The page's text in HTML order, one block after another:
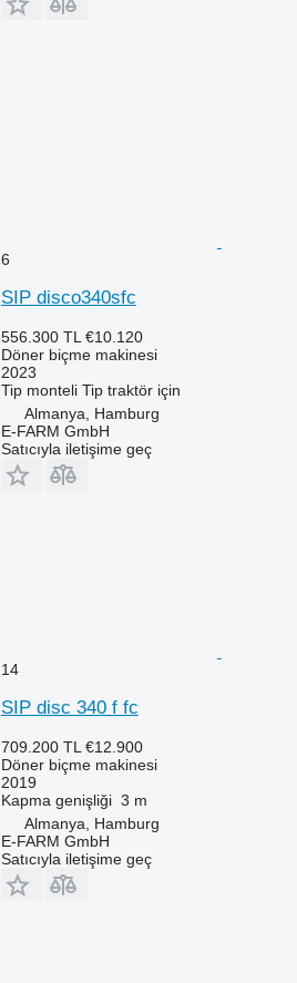
6
SIP disco340sfc
556.300 TL €10.120
Döner biçme makinesi
2023
Tip monteli Tip traktör için
Almanya, Hamburg
E-FARM GmbH
Satıcıyla iletişime geç
14
SIP disc 340 f fc
709.200 TL €12.900
Döner biçme makinesi
2019
Kapma genişliği 3 m
Almanya, Hamburg
E-FARM GmbH
Satıcıyla iletişime geç